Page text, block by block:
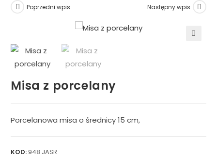
Poprzedni wpis Następny wpis
Misa z porcelany
Porcelanowa misa o średnicy 15 cm,
KOD:948 JASR